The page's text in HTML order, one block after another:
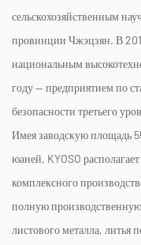
сельскохозяйственным
провинции Чжэцзян. В
национальным
году — предприятием по
безопасности третьего
Имея заводскую площадь
юаней, KYOSO
комплексного
полную
листового металла, литья